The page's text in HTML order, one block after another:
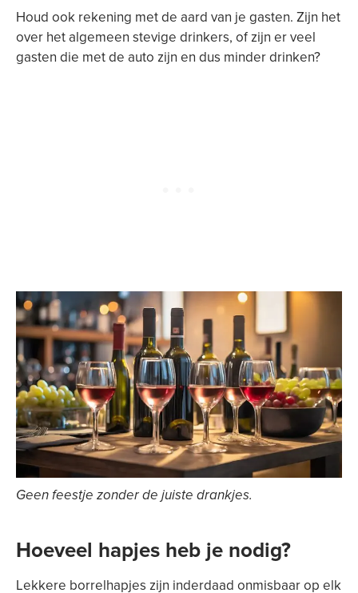
Houd ook rekening met de aard van je gasten. Zijn het
over het algemeen stevige drinkers, of zijn er veel
gasten die met de auto zijn en dus minder drinken?
Geen feestje zonder de juiste drankjes.
Hoeveel hapjes heb je nodig?
Lekkere borrelhapjes zijn inderdaad onmisbaar op elk